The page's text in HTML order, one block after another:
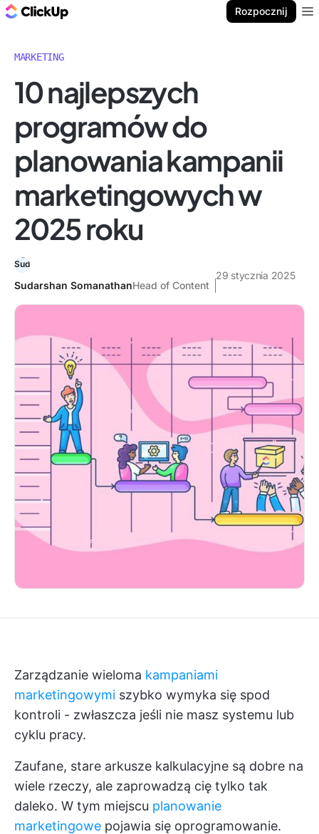
Rozpocznij
MARKETING
10 najlepszych
programów do
planowania kampanii
marketingowych w
2025 roku
Sudarshan SomanathanHead of Content
29 stycznia 2025
Zarządzanie wieloma kampaniami
marketingowymi szybko wymyka się spod
kontroli - zwłaszcza jeśli nie masz systemu lub
cyklu pracy.
Zaufane, stare arkusze kalkulacyjne są dobre na
wiele rzeczy, ale zaprowadzą cię tylko tak
daleko. W tym miejscu planowanie
marketingowe pojawia się oprogramowanie.